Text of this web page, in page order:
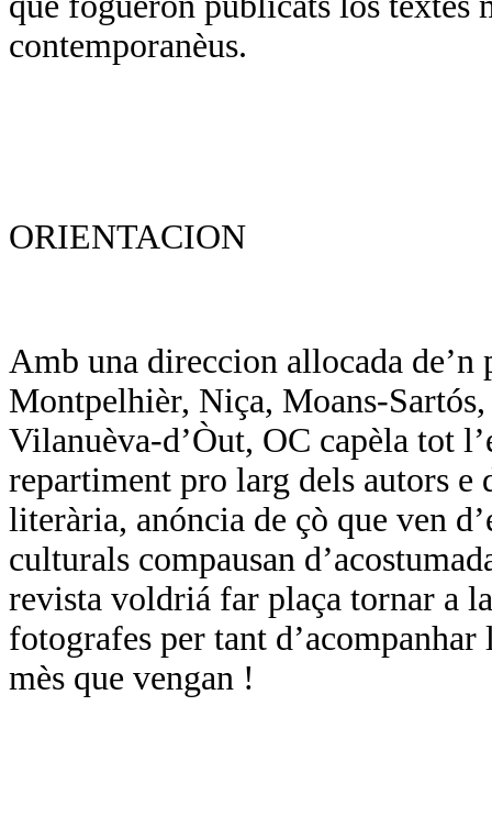
contemporanèus.
ORIENTACION
Amb una direccion allocada
Montpelhièr, Niça, Moans-
Vilanuèva-d’Òut, OC capèla tot
repartiment pro larg dels autors e
literària, anóncia de çò que ven
culturals compausan
revista voldriá far plaça tornar a
fotografes per tant
mès que vengan !